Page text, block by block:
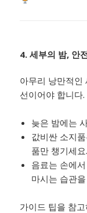
4. 세부의 밤, 안
아무리 낭만적인
선이어야 합니다.
늦은 밤에는
값비싼 소지
품만 챙기세요.
음료는 손에
마시는 습관
가이드 팁을 참